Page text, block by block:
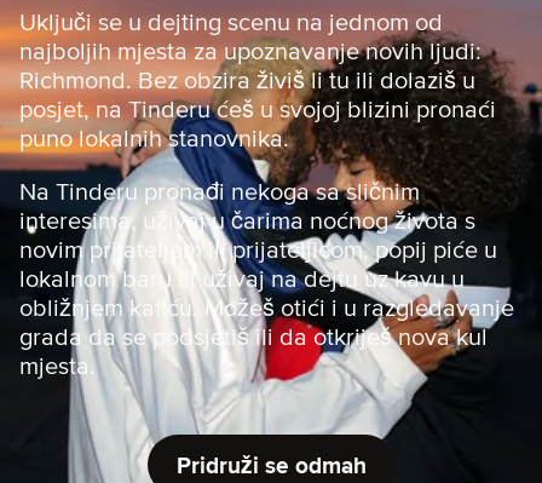
l
o
v
n
i
c
a
Uključi se u dejting scenu na jednom od
najboljih mjesta za upoznavanje novih ljudi:
Richmond. Bez obzira živiš li tu ili dolaziš u
posjet, na Tinderu ćeš u svojoj blizini pronaći
puno lokalnih stanovnika.
Na Tinderu pronađi nekoga sa sličnim
interesima, uživaj u čarima noćnog života s
novim prijateljem ili prijateljicom, popij piće u
lokalnom baru ili uživaj na dejtu uz kavu u
obližnjem kafiću. Možeš otići i u razgledavanje
grada da se podsjetiš ili da otkriješ nova kul
mjesta.
Pridruži se odmah